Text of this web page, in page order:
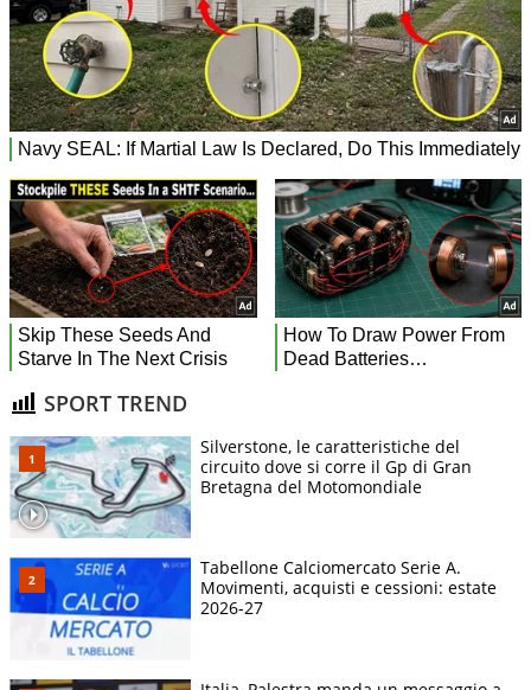
SPORT TREND
Silverstone, le caratteristiche del
circuito dove si corre il Gp di Gran
Bretagna del Motomondiale
Tabellone Calciomercato Serie A.
Movimenti, acquisti e cessioni: estate
2026-27